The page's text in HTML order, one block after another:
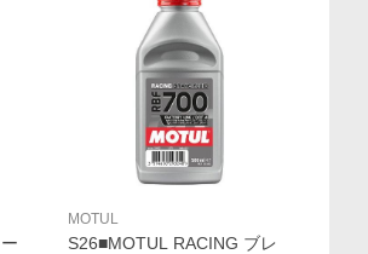
MOTUL
S26■MOTUL RACING ブレ